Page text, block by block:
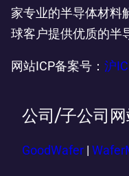
家专业的半导体材料
球客户提供优质的半
网站ICP备案号： 沪
公司/子公司
GoodWafer